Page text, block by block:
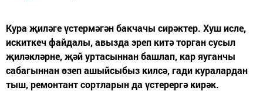
Кура җиләге үстермәгән бакчачы сирәктер. Хуш исле,
искиткеч файдалы, авызда эреп китә торган сусыл
җиләкләрне, җәй уртасыннан башлап, кар яуганчы
сабагыннан өзеп ашыйсыбыз килсә, гади куралардан
тыш, ремонтант сортларын да үстерергә кирәк.